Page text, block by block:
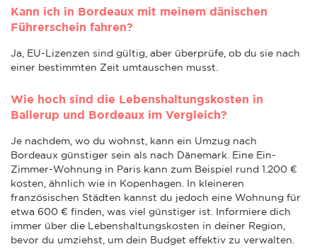
Kann ich in Bordeaux mit meinem dänischen
Führerschein fahren?
Ja, EU-Lizenzen sind gültig, aber überprüfe, ob du sie nach
einer bestimmten Zeit umtauschen musst.
Wie hoch sind die Lebenshaltungskosten in
Ballerup und Bordeaux im Vergleich?
Je nachdem, wo du wohnst, kann ein Umzug nach
Bordeaux günstiger sein als nach Dänemark. Eine Ein-
Zimmer-Wohnung in Paris kann zum Beispiel rund 1.200 €
kosten, ähnlich wie in Kopenhagen. In kleineren
französischen Städten kannst du jedoch eine Wohnung für
etwa 600 € finden, was viel günstiger ist. Informiere dich
immer über die Lebenshaltungskosten in deiner Region,
bevor du umziehst, um dein Budget effektiv zu verwalten.